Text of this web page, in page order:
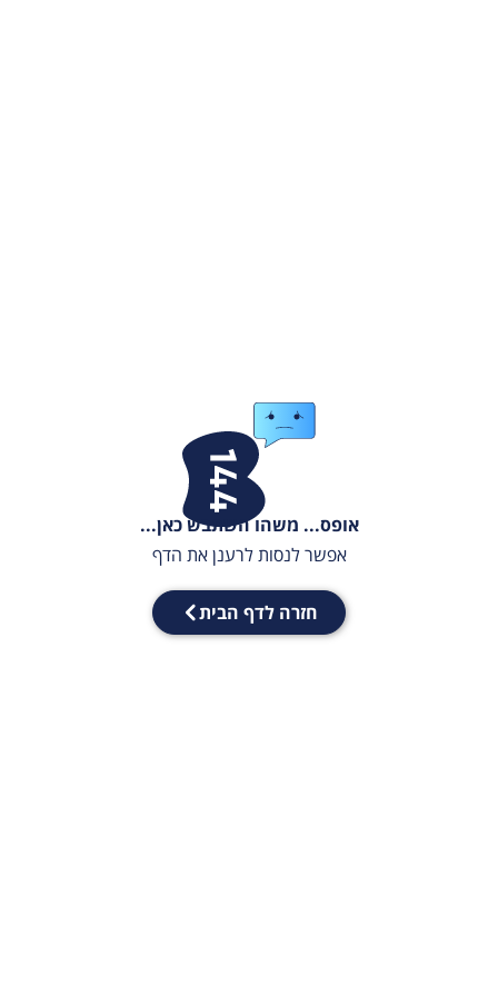
אופס... משהו השתבש כאן...
אפשר לנסות לרענן את הדף
חזרה לדף הבית